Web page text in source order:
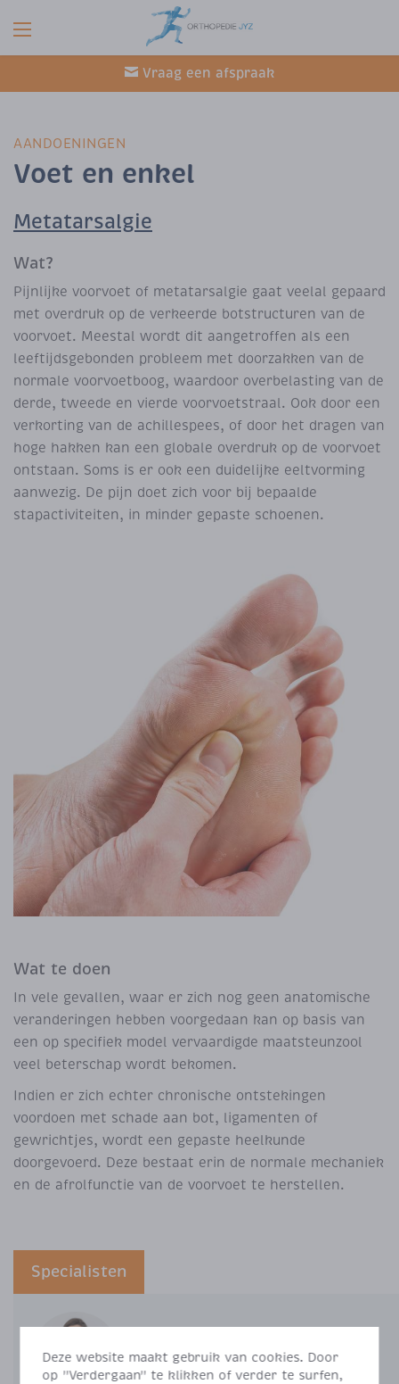
Vraag een afspraak
AANDOENINGEN
Voet en enkel
Metatarsalgie
Wat?
Pijnlijke voorvoet of metatarsalgie gaat veelal gepaard
met overdruk op de verkeerde botstructuren van de
voorvoet. Meestal wordt dit aangetroffen als een
leeftijdsgebonden probleem met doorzakken van de
normale voorvoetboog, waardoor overbelasting van de
derde, tweede en vierde voorvoetstraal. Ook door een
verkorting van de achillespees, of door het dragen van
hoge hakken kan een globale overdruk op de voorvoet
ontstaan. Soms is er ook een duidelijke eeltvorming
aanwezig. De pijn doet zich voor bij bepaalde
stapactiviteiten, in minder gepaste schoenen.
Wat te doen
In vele gevallen, waar er zich nog geen anatomische
veranderingen hebben voorgedaan kan op basis van
een op specifiek model vervaardigde maatsteunzool
veel beterschap wordt bekomen.
Indien er zich echter chronische ontstekingen
voordoen met schade aan bot, ligamenten of
gewrichtjes, wordt een gepaste heelkunde
doorgevoerd. Deze bestaat erin de normale mechaniek
en de afrolfunctie van de voorvoet te herstellen.
Specialisten
Dr. Herregods»
Deze website maakt gebruik van cookies. Door
op "Verdergaan" te klikken of verder te surfen,